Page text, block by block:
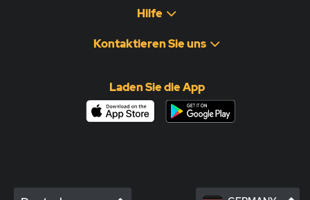
Hilfe
Kontaktieren Sie uns
Laden Sie die App